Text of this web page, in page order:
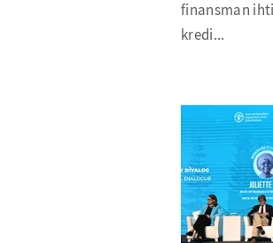
finansman
kredi...